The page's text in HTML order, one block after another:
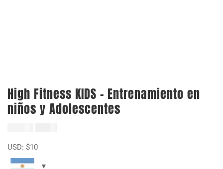
High Fitness KIDS – Entrenamiento en
niños y Adolescentes
original
era:
USD: $10